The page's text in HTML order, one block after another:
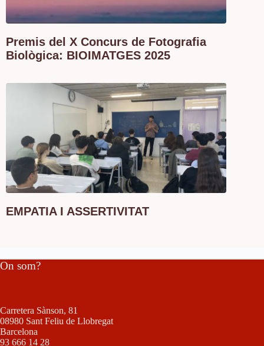
Premis del X Concurs de Fotografia
Biològica: BIOIMATGES 2025
EMPATIA I ASSERTIVITAT
On som?
Carretera Sànson, 81
08980 Sant Feliu de Llobregat
Barcelona
93 666 14 28